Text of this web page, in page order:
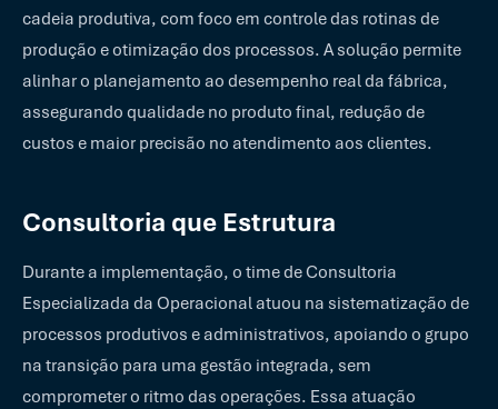
cadeia produtiva, com foco em controle das rotinas de
produção e otimização dos processos. A solução permite
alinhar o planejamento ao desempenho real da fábrica,
assegurando qualidade no produto final, redução de
custos e maior precisão no atendimento aos clientes.
Consultoria que Estrutura
Durante a implementação, o time de Consultoria
Especializada da Operacional atuou na sistematização de
processos produtivos e administrativos, apoiando o grupo
na transição para uma gestão integrada, sem
comprometer o ritmo das operações. Essa atuação